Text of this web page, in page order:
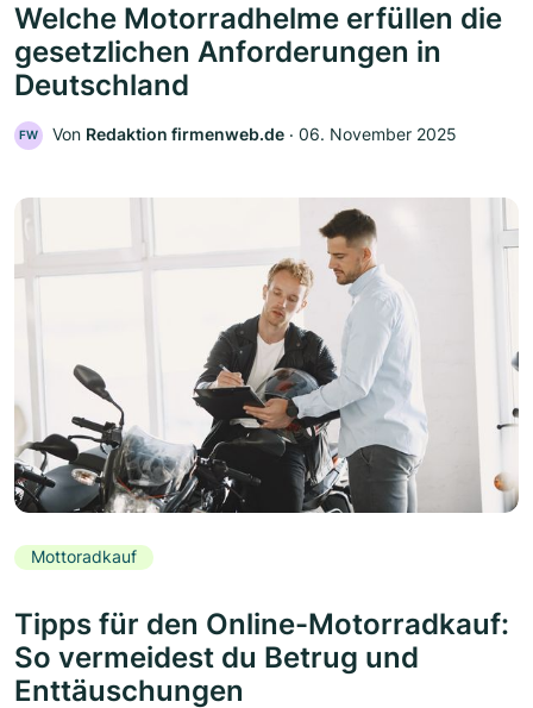
Welche Motorradhelme erfüllen die
gesetzlichen Anforderungen in
Deutschland
FW Von Redaktion firmenweb.de ‧ 06. November 2025
Mottoradkauf
Tipps für den Online-Motorradkauf:
So vermeidest du Betrug und
Enttäuschungen